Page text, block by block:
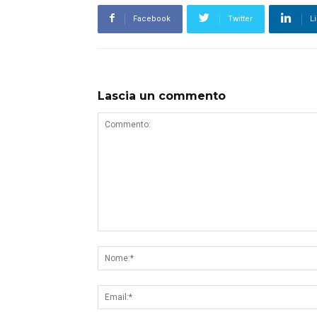
Facebook Twitter
Lascia un commento